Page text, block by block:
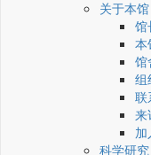
关于本馆
馆
本
馆
组
联
来
加
科学研究